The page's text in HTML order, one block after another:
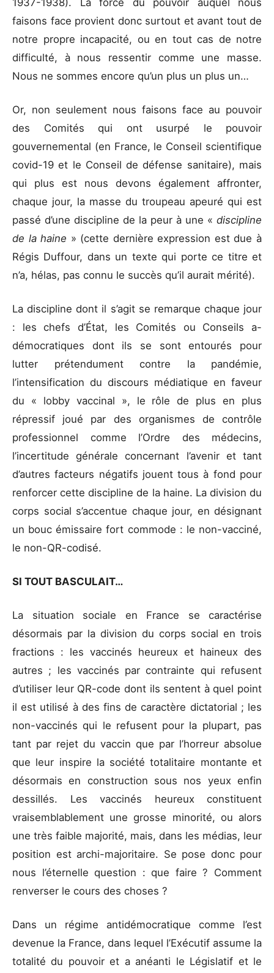
faisons face provient donc surtout et avant tout de
notre propre incapacité, ou en tout cas de notre
difficulté, à nous ressentir comme une masse.
Nous ne sommes encore qu’un plus un plus un…
Or, non seulement nous faisons face au pouvoir
des Comités qui ont usurpé le pouvoir
gouvernemental (en France, le Conseil scientifique
covid-19 et le Conseil de défense sanitaire), mais
qui plus est nous devons également affronter,
chaque jour, la masse du troupeau apeuré qui est
passé d’une discipline de la peur à une « discipline
de la haine » (cette dernière expression est due à
Régis Duffour, dans un texte qui porte ce titre et
n’a, hélas, pas connu le succès qu’il aurait mérité).
La discipline dont il s’agit se remarque chaque jour
: les chefs d’État, les Comités ou Conseils a-
démocratiques dont ils se sont entourés pour
lutter prétendument contre la pandémie,
l’intensification du discours médiatique en faveur
du « lobby vaccinal », le rôle de plus en plus
répressif joué par des organismes de contrôle
professionnel comme l’Ordre des médecins,
l’incertitude générale concernant l’avenir et tant
d’autres facteurs négatifs jouent tous à fond pour
renforcer cette discipline de la haine. La division du
corps social s’accentue chaque jour, en désignant
un bouc émissaire fort commode : le non-vacciné,
le non-QR-codisé.
SI TOUT BASCULAIT…
La situation sociale en France se caractérise
désormais par la division du corps social en trois
fractions : les vaccinés heureux et haineux des
autres ; les vaccinés par contrainte qui refusent
d’utiliser leur QR-code dont ils sentent à quel point
il est utilisé à des fins de caractère dictatorial ; les
non-vaccinés qui le refusent pour la plupart, pas
tant par rejet du vaccin que par l’horreur absolue
que leur inspire la société totalitaire montante et
désormais en construction sous nos yeux enfin
dessillés. Les vaccinés heureux constituent
vraisemblablement une grosse minorité, ou alors
une très faible majorité, mais, dans les médias, leur
position est archi-majoritaire. Se pose donc pour
nous l’éternelle question : que faire ? Comment
renverser le cours des choses ?
Dans un régime antidémocratique comme l’est
devenue la France, dans lequel l’Exécutif assume la
totalité du pouvoir et a anéanti le Législatif et le